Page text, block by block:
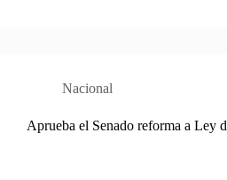
Nacional
Aprueba el Senado reforma a Ley